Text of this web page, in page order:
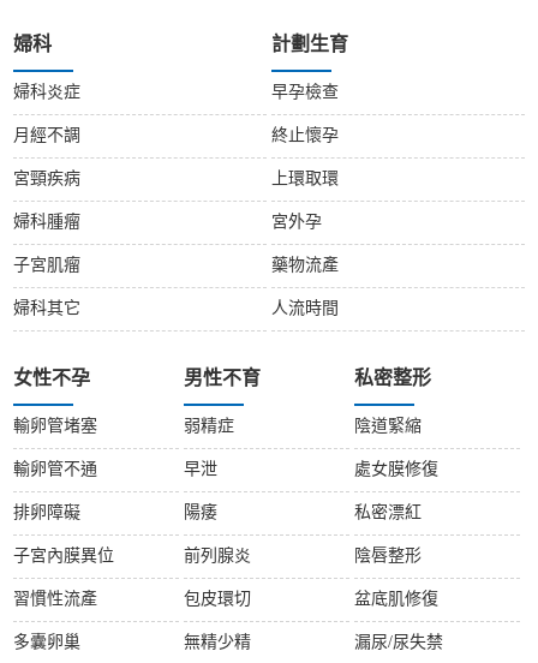
婦科
婦科炎症
月經不調
宮頸疾病
婦科腫瘤
子宮肌瘤
婦科其它
計劃生育
早孕檢查
終止懷孕
上環取環
宮外孕
藥物流產
人流時間
女性不孕
輸卵管堵塞
輸卵管不通
排卵障礙
子宮內膜異位
習慣性流產
多囊卵巢
男性不育
弱精症
早泄
陽痿
前列腺炎
包皮環切
無精少精
私密整形
陰道緊縮
處女膜修復
私密漂紅
陰唇整形
盆底肌修復
漏尿/尿失禁